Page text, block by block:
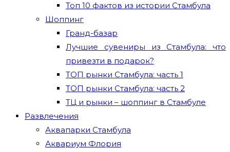
Топ 10 фактов из истории Стамбула
Шоппинг
Гранд-базар
Лучшие сувениры из Стамбула: что
привезти в подарок?
ТОП рынки Стамбула: часть 1
ТОП рынки Стамбула: часть 2
ТЦ и рынки – шоппинг в Стамбуле
Развлечения
Аквапарки Стамбула
Аквариум Флория